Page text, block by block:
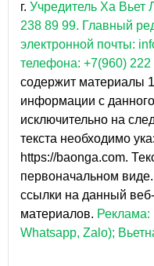
г. Учредитель Ха Вьет
238 89 99. Главный
электронной почты:
телефона: +7(960) 222
содержит материалы
информации с
исключительно на
текста необходимо
https://baonga.com.
первоначальном
ссылки на данный веб-
материалов. Реклама:
Whatsapp, Zalo);